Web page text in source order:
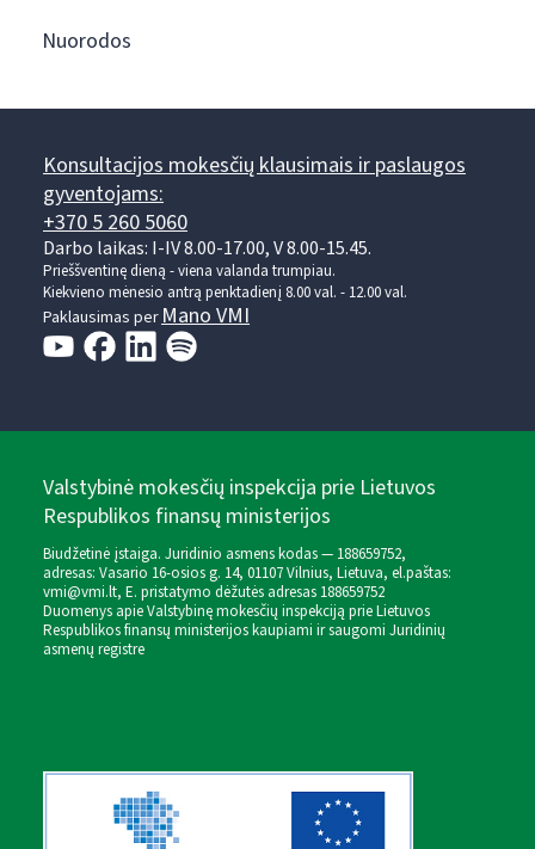
Nuorodos
Konsultacijos mokesčių klausimais ir paslaugos
gyventojams:
+370 5 260 5060
Darbo laikas: I-IV 8.00-17.00, V 8.00-15.45.
Prieššventinę dieną - viena valanda trumpiau.
Kiekvieno mėnesio antrą penktadienį 8.00 val. - 12.00 val.
Paklausimas perMano VMI
Valstybinė mokesčių inspekcija prie Lietuvos
Respublikos finansų ministerijos
Biudžetinė įstaiga. Juridinio asmens kodas — 188659752,
adresas: Vasario 16-osios g. 14, 01107 Vilnius, Lietuva, el.paštas:
vmi@vmi.lt, E. pristatymo dėžutės adresas 188659752
Duomenys apie Valstybinę mokesčių inspekciją prie Lietuvos
Respublikos finansų ministerijos kaupiami ir saugomi Juridinių
asmenų registre